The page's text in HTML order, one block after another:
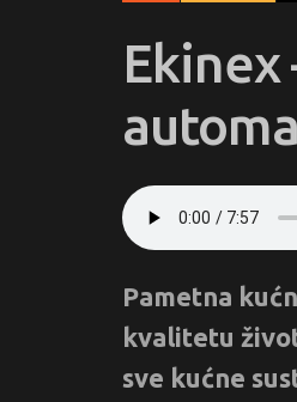
Pametna
kvalitetu
sve kućne